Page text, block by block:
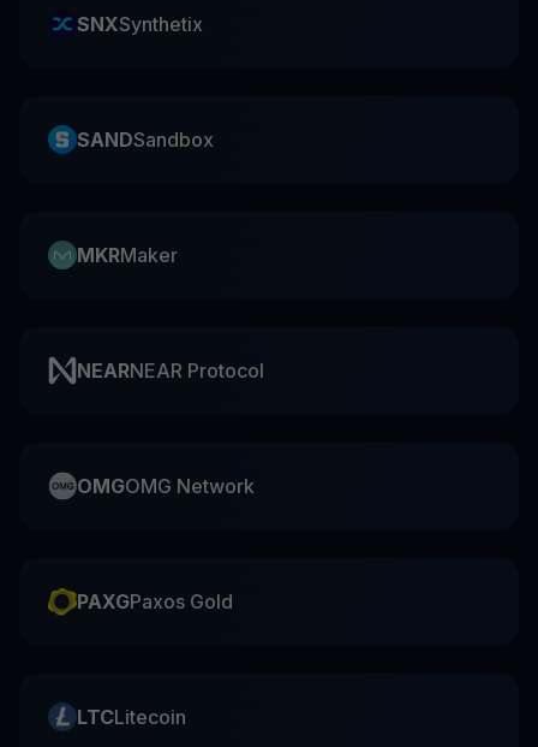
SNXSynthetix
SANDSandbox
MKRMaker
NEARNEAR Protocol
OMGOMG Network
PAXGPaxos Gold
LTCLitecoin